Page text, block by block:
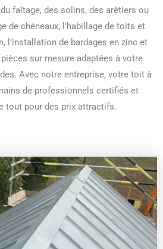
faîtage, des solins, des arêtiers ou
de chéneaux, l’habillage de toits et
l’installation de bardages en zinc et
sur mesure adaptées à votre
Avec notre entreprise, votre toit à
de professionnels certifiés et
tout pour des prix attractifs.